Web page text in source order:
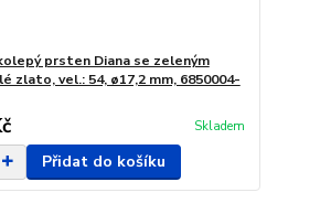
prsten Diana se zeleným
zlato, vel.: 54, ø17,2 mm, 6850004-
Skladem
Přidat do košíku